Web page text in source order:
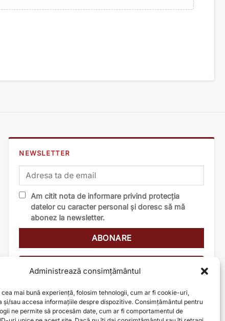
Administrează consimțământul
cea mai bună experiență, folosim tehnologii, cum ar fi cookie-uri,
și/sau accesa informațiile despre dispozitive. Consimțământul pentru
ne permite să procesăm date, cum ar fi comportamentul de
NEWSLETTER
Am citit nota de informare privind protecția
datelor cu caracter personal și doresc să mă
abonez la newsletter.
Nota de informare